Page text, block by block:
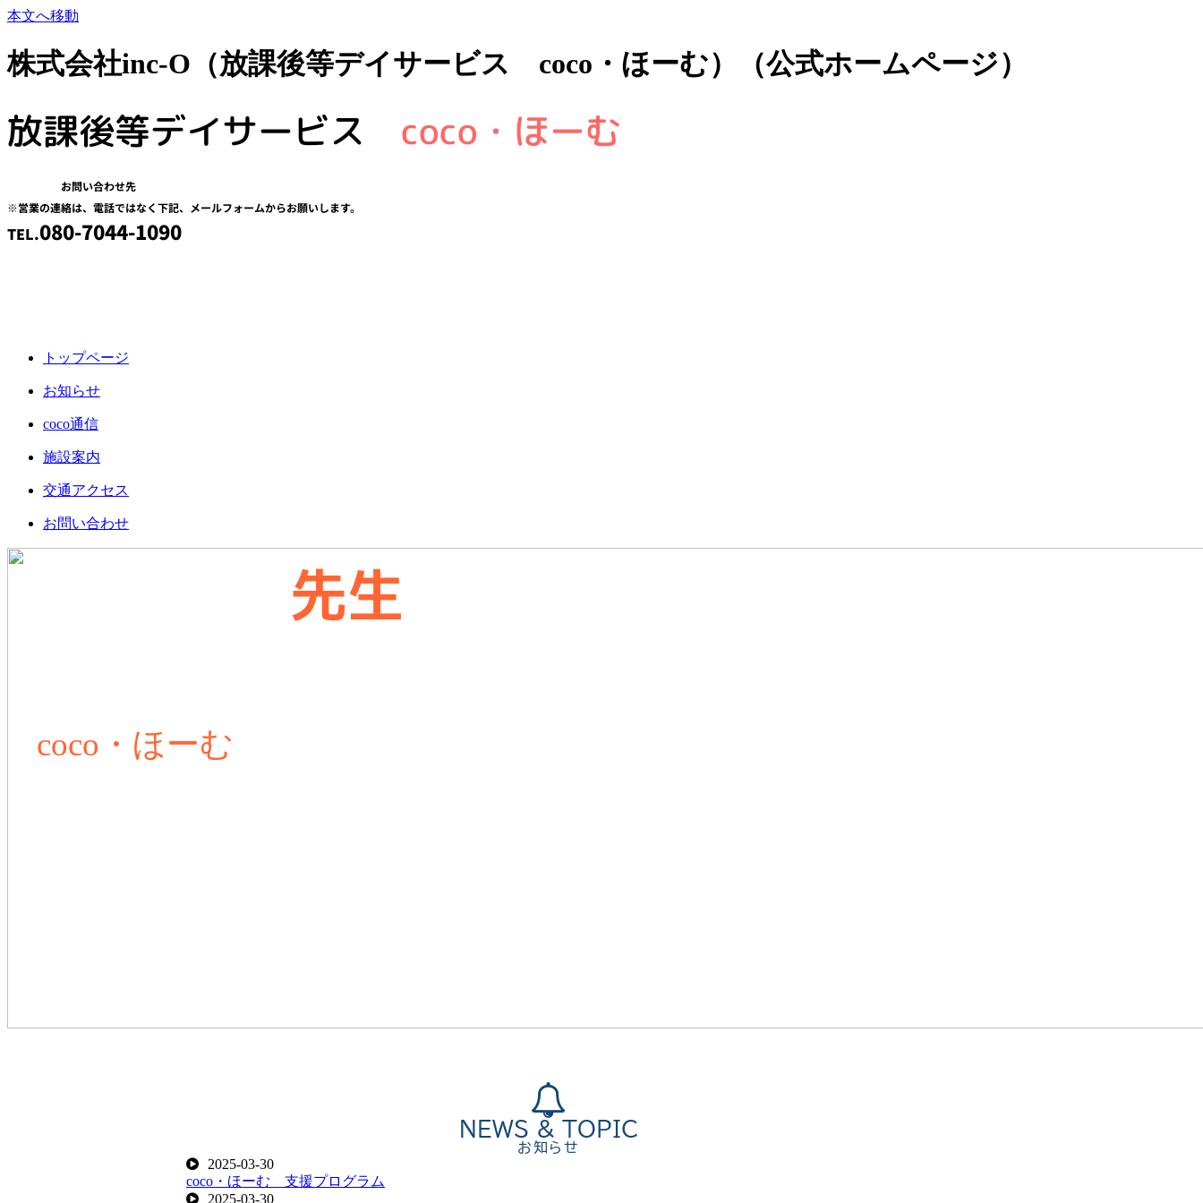
本文へ移動
株式会社inc-O（放課後等デイサービス coco・ほーむ）（公式ホームページ）
放課後等デイサービス coco・ほーむ
お問い合わせ先
※営業の連絡は、電話ではなく下記、メールフォームからお願いします。
TEL.080-7044-1090
トップページ
お知らせ
coco通信
施設案内
交通アクセス
お問い合わせ
先生
coco・ほーむ

NEWS & TOPIC
お知らせ
2025-03-30
coco・ほーむ 支援プログラム
2025-03-30